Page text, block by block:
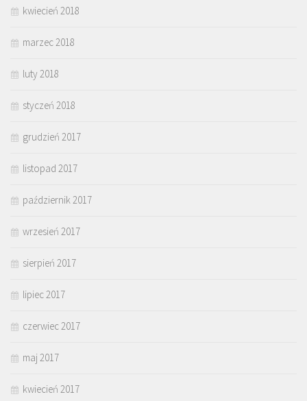
kwiecień 2018
marzec 2018
luty 2018
styczeń 2018
grudzień 2017
listopad 2017
październik 2017
wrzesień 2017
sierpień 2017
lipiec 2017
czerwiec 2017
maj 2017
kwiecień 2017